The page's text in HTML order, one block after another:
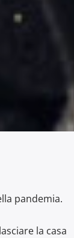
pandemia.
la casa